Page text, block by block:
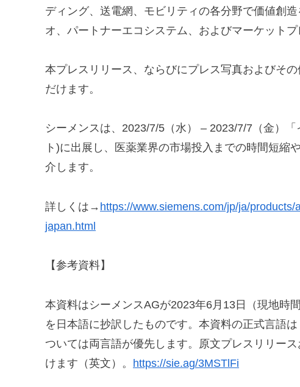
ディング、送電網、モビリティの各分野で価値創
オ、パートナーエコシステム、およびマーケットプ
本プレスリリース、ならびにプレス写真およびその
だけます。
シーメンスは、2023/7/5（水） – 2023/7/7（金）
ト)に出展し、医薬業界の市場投入までの時間短縮
介します。
詳しくは→ https://www.siemens.com/jp/ja/
japan.html
【参考資料】
本資料はシーメンスAGが2023年6月13日（現地時
を日本語に抄訳したものです。本資料の正式言語
ついては両言語が優先します。原文プレスリリー
けます（英文）。 https://sie.ag/3MSTlFi